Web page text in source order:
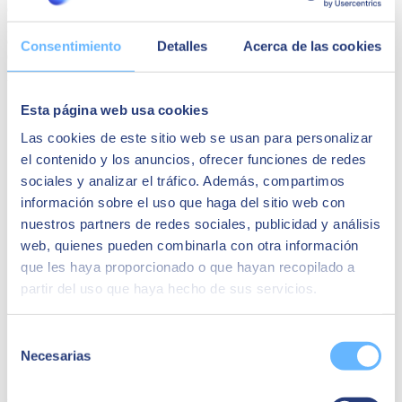
Consentimiento Detalles Acerca de las cookies
Esta página web usa cookies
Las cookies de este sitio web se usan para personalizar
el contenido y los anuncios, ofrecer funciones de redes
sociales y analizar el tráfico. Además, compartimos
información sobre el uso que haga del sitio web con
nuestros partners de redes sociales, publicidad y análisis
web, quienes pueden combinarla con otra información
que les haya proporcionado o que hayan recopilado a
partir del uso que haya hecho de sus servicios.
Necesarias
euros en el ejercicio 2025 y una plantilla formada por más de 10.000
profesionales altamente cualificados, SEIDOR tiene presencia
directa en 45 países de Europa, América Latina, Estados Unidos,
principales líderes tecnológicos.
Quizá te puede interesar